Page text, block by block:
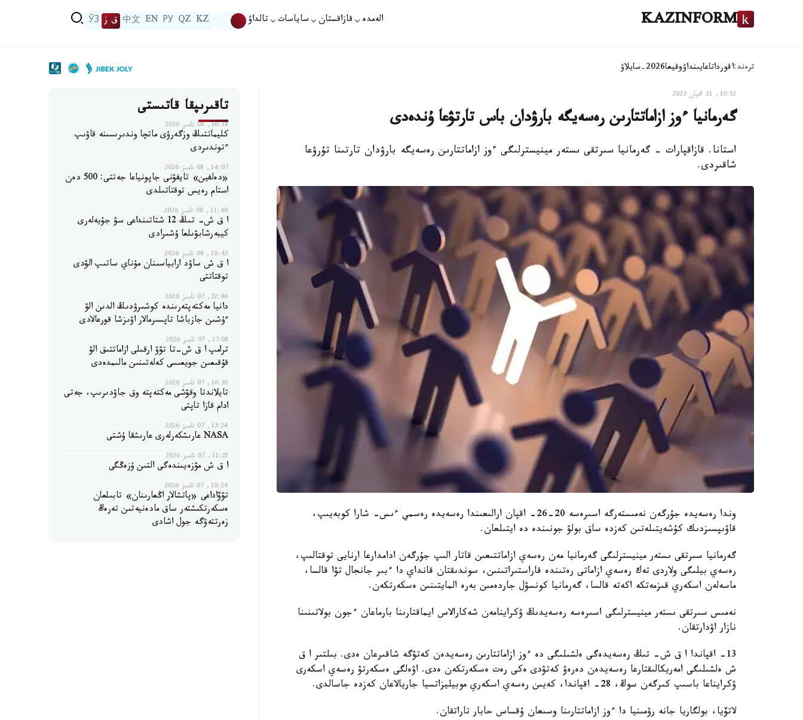
KAZINFORM الەمدە قازاقستان ساياسات تالداۋ KZ
QZ
РУ
EN
中文 ق ز ЎЗ
ترەند:اقورداتاعايىنداۋوقيعا2026-سايلاۋ
10:52, 21 اقپان 2023
گەرمانيا ءوز ازاماتتارىن رەسەيگە بارۋدان باس تارتۋعا ۇندەدى
استانا. قازاقپارات - گەرمانيا سىرتقى ىستەر مينيسترلىگى ءوز ازاماتتارىن رەسەيگە بارۋدان تارتىنا تۇرۋعا
شاقىردى.
وندا رەسەيدە جۇرگەن نەمىستەرگە اسىرەسە 20-26- اقپان ارالىعىندا رەسەيدە رەسمي ءىس- شارا كوبەيىپ،
قاۋىپسىزدىك كۇشەيتىلەتىن كەزدە ساق بولۋ جونىندە دە ايتىلعان.
گەرمانيا سىرتقى ىستەر مينيسترلىگى گەرمانيا مەن رەسەي ازاماتتىعىن قاتار الىپ جۇرگەن ادامدارعا ارنايى توقتالىپ،
رەسەي بيلىگى ولاردى تەك رەسەي ازاماتى رەتىندە قاراستىراتىنىن، سوندىقتان قانداي دا ءبىر جانجال تۋا قالسا،
ماسەلەن اسكەري قىزمەتكە اكەتە قالسا، گەرمانيا كونسۋل جاردەمىن بەرە المايتىنىن ەسكەرتكەن.
نەمىس سىرتقى ىستەر مينيسترلىگى اسىرەسە رەسەيدىڭ ۋكراينامەن شەكارالاس ايماقتارىنا بارماعان ءجون بولاتىنىنا
نازار اۋدارتقان.
13- اقپاندا ا ق ش- تىڭ رەسەيدەگى ەلشىلىگى دە ءوز ازاماتتارىن رەسەيدەن كەتۋگە شاقىرعان ەدى. بىلتىر ا ق
ش ەلشىلىگى امەريكالىقتارعا رەسەيدەن دەرەۋ كەتۋدى ەكى رەت ەسكەرتكەن ەدى. اۋەلگى ەسكەرتۋ رەسەي اسكەرى
ۋكرايناعا باسىپ كىرگەن سوڭ، 28- اقپاندا، كەيىن رەسەي اسكەري موبيليزاتسيا جاريالاعان كەزدە جاسالدى.
لاتۆيا، بولگاريا جانە رۋمىنيا دا ءوز ازاماتتارىنا وسىعان ۇقساس حابار تاراتقان.
تاقىرىپقا قاتىستى
16:18, 08 تامىز 2026
كليماتتىڭ وزگەرۋى ماتچا وندىرىسىنە قاۋىپ
ءتوندىردى
14:07, 08 تامىز 2026
«دەلفين» تايفۋنى جاپونياعا جەتتى: 500 دەن
استام رەيس توقتاتىلدى
11:40, 08 تامىز 2026
ا ق ش- تىڭ 12 شتاتىنداعى سۋ جۇيەلەرى
كيبەرشابۋىلعا ۇشىرادى
10:42, 08 تامىز 2026
ا ق ش ساۋد ارابياسىنان مۇناي ساتىپ الۋدى
توقتاتتى
22:46, 07 تامىز 2026
دانيا مەكتەپتەرىندە كوشىرۋدىڭ الدىن الۋ
ءۇشىن جازباشا تاپسىرمالار اۋىزشا قورعالادى
17:08, 07 تامىز 2026
ترامپ ا ق ش-تا تۋۋ ارقىلى ازاماتتىق الۋ
قۇقىعىن جويعىسى كەلەتىنىن مالىمدەدى
16:30, 07 تامىز 2026
تايلاندتا وقۋشى مەكتەپتە وق جاۋدىرىپ، جەتى
ادام قازا تاپتى
13:24, 07 تامىز 2026
NASA عارىشكەرلەرى عارىشقا ۇشتى
11:25, 07 تامىز 2026
ا ق ش مۋزەيىندەگى التىن ۇزەڭگى
10:24, 07 تامىز 2026
تۋۆاداعى «پاتشالار اڭعارىنان» تابىلعان
ەسكەرتكىشتەر ساق مادەنيەتىن تەرەڭ
زەرتتەۋگە جول اشادى